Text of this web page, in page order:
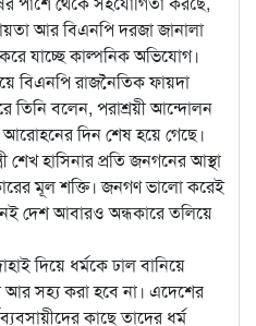
আর বিএনপি দরজা জানালা
যাচ্ছে কাল্পনিক অভিযোগ।
বিএনপি রাজনৈতিক ফায়দা
তিনি বলেন, পরাশ্রয়ী আন্দোলন
দিন শেষ হয়ে গেছে।
শেখ হাসিনার প্রতি জনগনের আস্থা
মূল শক্তি। জনগণ ভালো করেই
দেশ আবারও অন্ধকারে তলিয়ে
দিয়ে ধর্মকে ঢাল বানিয়ে
আর সহ্য করা হবে না। এদেশের
কাছে তাদের ধর্ম